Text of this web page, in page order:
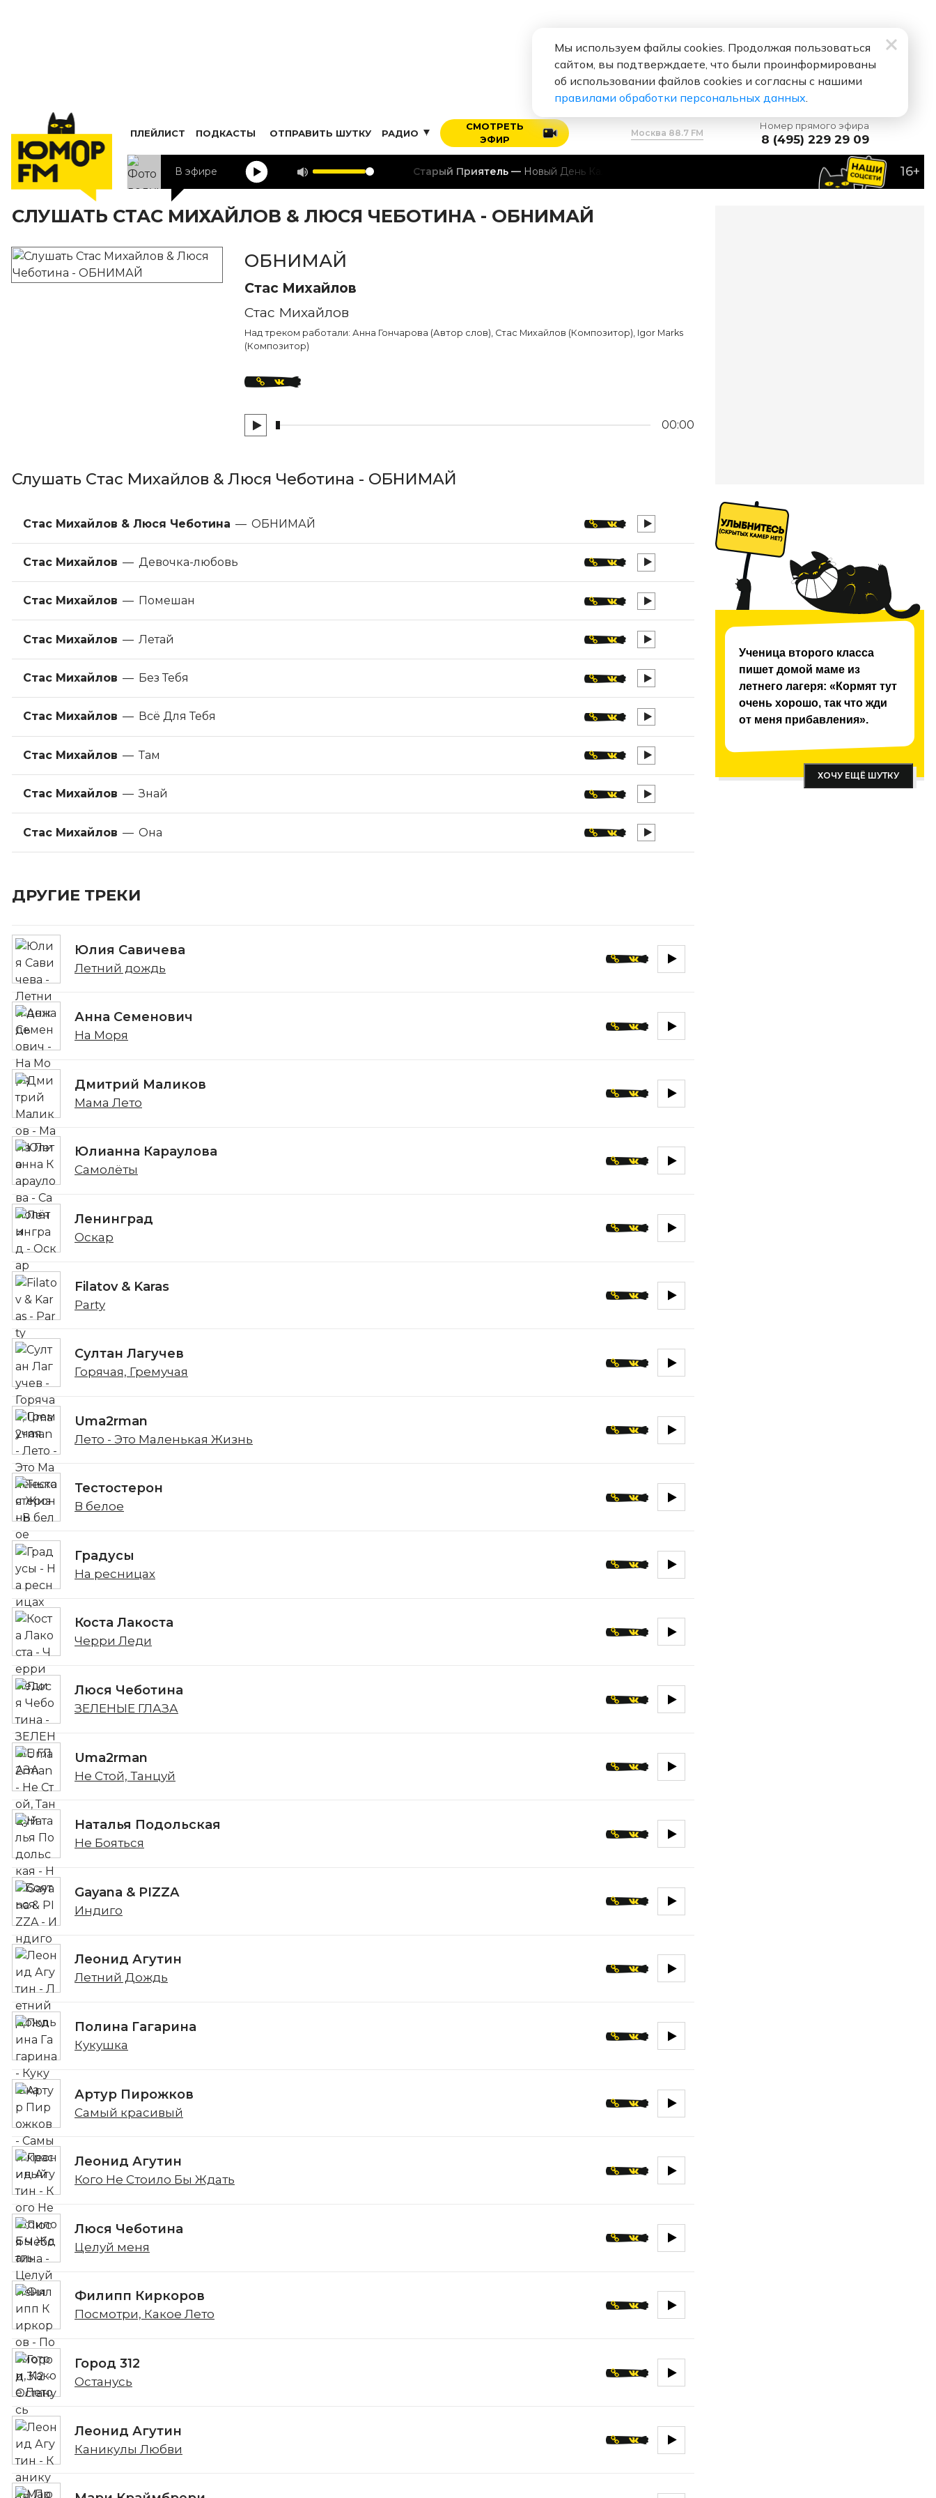
ПЛЕЙЛИСТ ПОДКАСТЫ ОТПРАВИТЬ ШУТКУ РАДИО
СМОТРЕТЬ
ЭФИР
Москва 88.7 FM
Номер прямого эфира
8 (495) 229 29 09
В эфире Старый Приятель Новый День Календаря 16+
СЛУШАТЬ СТАС МИХАЙЛОВ & ЛЮСЯ ЧЕБОТИНА - ОБНИМАЙ
ОБНИМАЙ
Стас Михайлов
Стас Михайлов
Над треком работали: Анна Гончарова (Автор слов), Стас Михайлов (Композитор), Igor Marks
(Композитор)
00:00
Слушать Стас Михайлов & Люся Чеботина - ОБНИМАЙ
Стас Михайлов & Люся Чеботина — ОБНИМАЙ
Стас Михайлов — Девочка-любовь
Стас Михайлов — Помешан
Стас Михайлов — Летай
Стас Михайлов — Без Тебя
Стас Михайлов — Всё Для Тебя
Стас Михайлов — Там
Стас Михайлов — Знай
Стас Михайлов — Она
ДРУГИЕ ТРЕКИ
Юлия Савичева
Летний дождь
Анна Семенович
На Моря
Дмитрий Маликов
Мама Лето
Юлианна Караулова
Самолёты
Ленинград
Оскар
Filatov & Karas
Party
Султан Лагучев
Горячая, Гремучая
Uma2rman
Лето - Это Маленькая Жизнь
Тестостерон
В белое
Градусы
На ресницах
Коста Лакоста
Черри Леди
Люся Чеботина
ЗЕЛЕНЫЕ ГЛАЗА
Uma2rman
Не Стой, Танцуй
Наталья Подольская
Не Бояться
Gayana & PIZZA
Индиго
Леонид Агутин
Летний Дождь
Полина Гагарина
Кукушка
Артур Пирожков
Самый красивый
Леонид Агутин
Кого Не Стоило Бы Ждать
Люся Чеботина
Целуй меня
Филипп Киркоров
Посмотри, Какое Лето
Город 312
Останусь
Леонид Агутин
Каникулы Любви
Ученица второго класса
пишет домой маме из
летнего лагеря: «Кормят тут
очень хорошо, так что жди
от меня прибавления».
ХОЧУ ЕЩЁ ШУТКУ
Мы используем файлы cookies. Продолжая пользоваться
сайтом, вы подтверждаете, что были проинформированы
об использовании файлов cookies и согласны с нашими
правилами обработки персональных данных.